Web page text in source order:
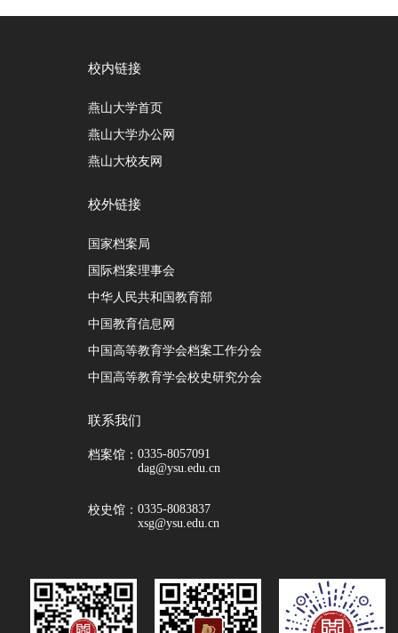
校内链接
燕山大学首页
燕山大学办公网
燕山大校友网
校外链接
国家档案局
国际档案理事会
中华人民共和国教育部
中国教育信息网
中国高等教育学会档案工作分会
中国高等教育学会校史研究分会
联系我们
档案馆： 0335-8057091
dag@ysu.edu.cn
校史馆： 0335-8083837
xsg@ysu.edu.cn